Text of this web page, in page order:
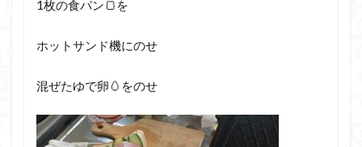
1枚の食パン🍞を
ホットサンド機にのせ
混ぜたゆで卵🥚をのせ